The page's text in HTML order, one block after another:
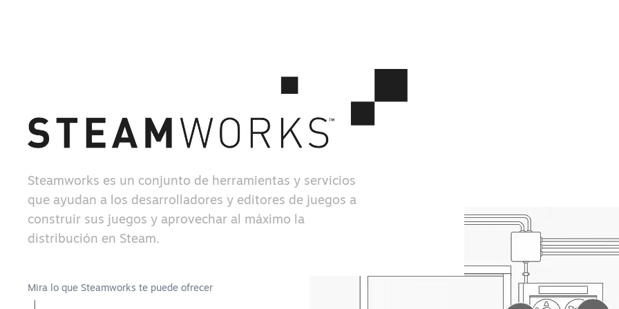
Steamworks es un conjunto de herramientas y servicios
que ayudan a los desarrolladores y editores de juegos a
construir sus juegos y aprovechar al máximo la
distribución en Steam.
Mira lo que Steamworks te puede ofrecer